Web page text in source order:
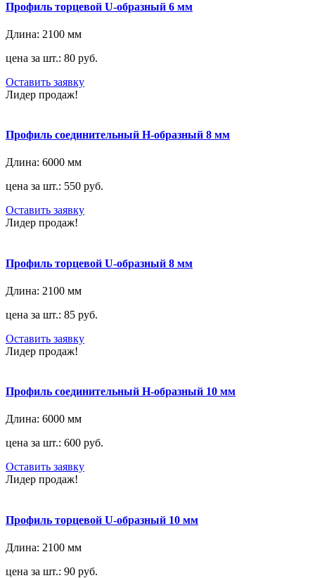
Профиль торцевой U-образный 6 мм
Длина: 2100 мм
цена за шт.: 80 руб.
Оставить заявку
Лидер продаж!
Профиль соединительный H-образный 8 мм
Длина: 6000 мм
цена за шт.: 550 руб.
Оставить заявку
Лидер продаж!
Профиль торцевой U-образный 8 мм
Длина: 2100 мм
цена за шт.: 85 руб.
Оставить заявку
Лидер продаж!
Профиль соединительный H-образный 10 мм
Длина: 6000 мм
цена за шт.: 600 руб.
Оставить заявку
Лидер продаж!
Профиль торцевой U-образный 10 мм
Длина: 2100 мм
цена за шт.: 90 руб.